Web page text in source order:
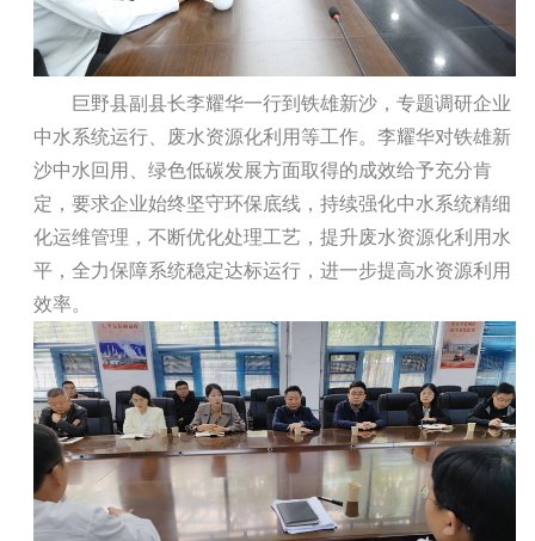
巨野县副县长李耀华一行到铁雄新沙，专题调研企业
中水系统运行、废水资源化利用等工作。李耀华对铁雄新
沙中水回用、绿色低碳发展方面取得的成效给予充分肯
定，要求企业始终坚守环保底线，持续强化中水系统精细
化运维管理，不断优化处理工艺，提升废水资源化利用水
平，全力保障系统稳定达标运行，进一步提高水资源利用
效率。